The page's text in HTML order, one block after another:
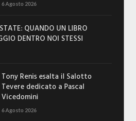
6 Agosto 2026
QUANDO UN LIBRO
DENTRO NOI STESSI
Tony Renis esalta il Salotto
Tevere dedicato a Pascal
Vicedomini
6 Agosto 2026